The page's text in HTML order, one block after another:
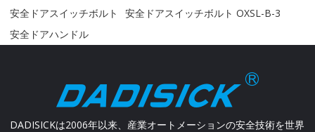
安全ドアスイッチボルト
安全ドアスイッチボルト OXSL-B-3
安全ドアハンドル
DADISICKは2006年以来、産業オートメーションの安全技術を世界